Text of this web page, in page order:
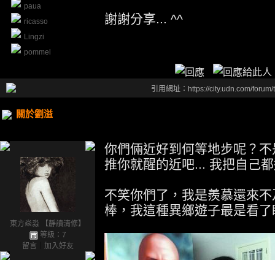
paua
ricasso
Lingzi
pommel
謝謝分享... ^^
引用網址：https://city.udn.com/
關於劉溢
東方焱淼 【靜讀清修】
等級：7
留言
加入好友
你們倆近好到何等地步呢？
推你就醒的近吧... 我把自己
不笑你們了，我是羨慕還來
棒，我這種異鄉遊子最是看